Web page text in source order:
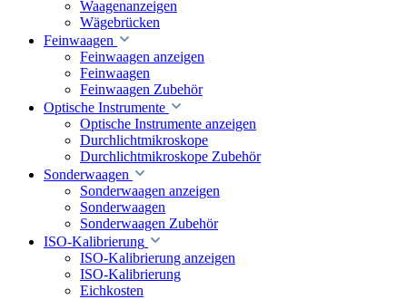
Waagenanzeigen
Wägebrücken
Feinwaagen
Feinwaagen anzeigen
Feinwaagen
Feinwaagen Zubehör
Optische Instrumente
Optische Instrumente anzeigen
Durchlichtmikroskope
Durchlichtmikroskope Zubehör
Sonderwaagen
Sonderwaagen anzeigen
Sonderwaagen
Sonderwaagen Zubehör
ISO-Kalibrierung
ISO-Kalibrierung anzeigen
ISO-Kalibrierung
Eichkosten